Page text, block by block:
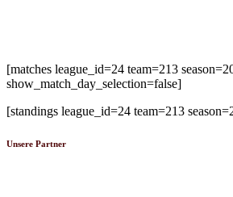
[matches league_id=24 team=213
show_match_day_selection=false]
[standings league_id=24 team=213
Unsere Partner